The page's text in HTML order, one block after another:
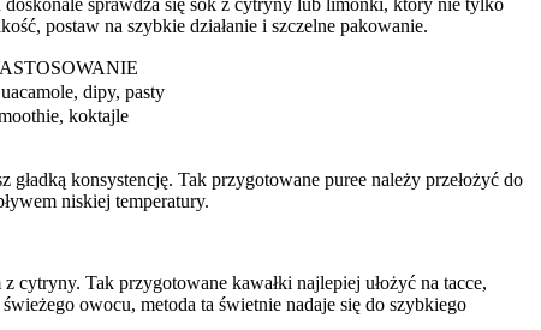
postaw na szybkie działanie i szczelne pakowanie.
dipy, pasty
koktajle
konsystencję. Tak przygotowane puree należy przełożyć do
niskiej temperatury.
Tak przygotowane kawałki najlepiej ułożyć na tacce,
owocu, metoda ta świetnie nadaje się do szybkiego